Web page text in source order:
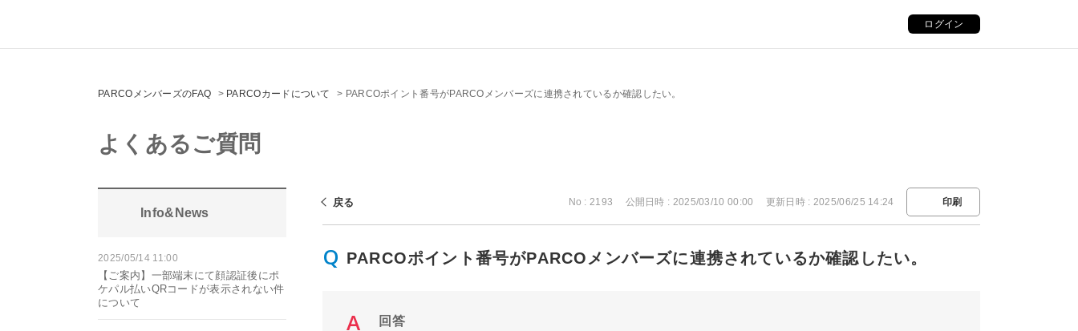
ログイン
PARCOメンバーズのFAQ > PARCOカードについて > PARCOポイント番号がPARCOメンバーズに連携されているか確認したい。
よくあるご質問
Info&News
2025/05/14 11:00
【ご案内】一部端末にて顔認証後にポ
ケパル払いQRコードが表示されない件
について
戻る No : 2193 公開日時 : 2025/03/10 00:00 更新日時 : 2025/06/25 14:24 印刷
PARCOポイント番号がPARCOメンバーズに連携されているか確認したい。
回答